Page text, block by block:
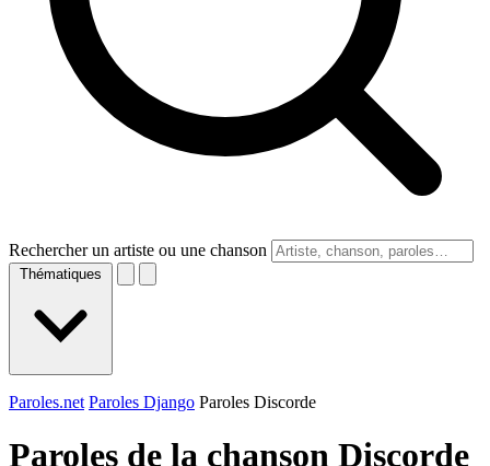
Rechercher un artiste ou une chanson
Thématiques
Paroles.net Paroles Django Paroles Discorde
Paroles de la chanson Discorde